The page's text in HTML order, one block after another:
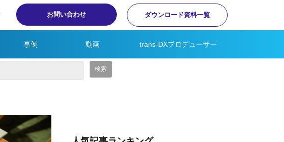
お問い合わせ ダウンロード資料一覧
事例 動画 trans-DXプロデューサー